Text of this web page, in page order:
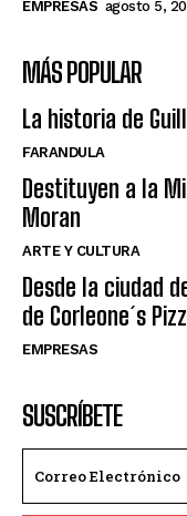
EMPRESAS agosto 5,
MÁS POPULAR
La historia de
FARANDULA
Destituyen a la
Moran
ARTE Y CULTURA
Desde la ciudad
de Corleone´s
EMPRESAS
SUSCRÍBETE